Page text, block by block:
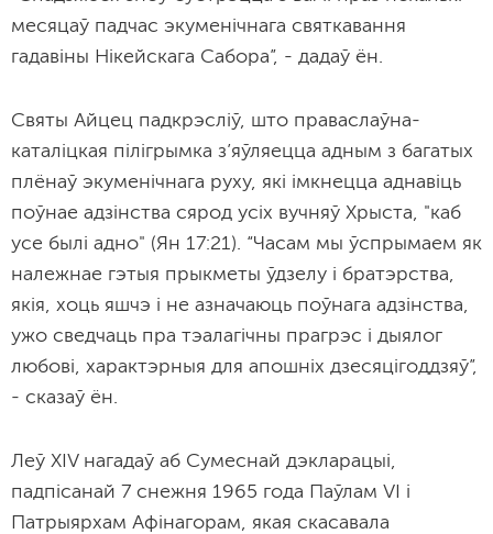
месяцаў падчас экуменічнага святкавання
гадавіны Нікейскага Сабора”, - дадаў ён.
Святы Айцец падкрэсліў, што праваслаўна-
каталіцкая пілігрымка з’яўляецца адным з багатых
плёнаў экуменічнага руху, які імкнецца аднавіць
поўнае адзінства сярод усіх вучняў Хрыста, "каб
усе былі адно" (Ян 17:21). “Часам мы ўспрымаем як
належнае гэтыя прыкметы ўдзелу і братэрства,
якія, хоць яшчэ і не азначаюць поўнага адзінства,
ужо сведчаць пра тэалагічны прагрэс і дыялог
любові, характэрныя для апошніх дзесяцігоддзяў”,
- сказаў ён.
Леў XIV нагадаў аб Сумеснай дэкларацыі,
падпісанай 7 снежня 1965 года Паўлам VI і
Патрыярхам Афінагорам, якая скасавала